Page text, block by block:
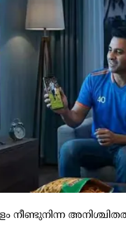
നീണ്ടുനിന്ന